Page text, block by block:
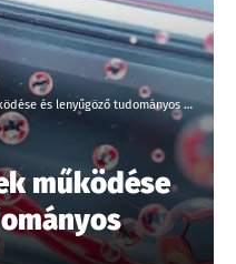
és lenyűgöző tudományos alkalmazásai
működése